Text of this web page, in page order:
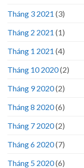
Tháng 3 2021 (3)
Tháng 2 2021 (1)
Tháng 1 2021 (4)
Tháng 10 2020(2)
Tháng 9 2020(2)
Tháng 8 2020(6)
Tháng 7 2020(2)
Tháng 6 2020(7)
Tháng 5 2020(6)